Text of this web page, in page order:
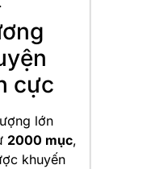
cực
lớn
2000 mục,
khuyến